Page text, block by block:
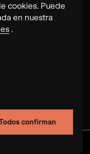
cookies. Puede
en nuestra
.
confirman